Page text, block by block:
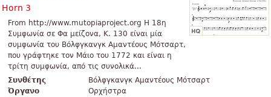
Horn 3
From http://www.mutopiaproject.org Η 18η
Συμφωνία σε Φα μείζονα, K. 130 είναι μία
συμφωνία του Βόλφγκανγκ Αμαντέους Μότσαρτ,
που γράφτηκε τον Μάιο του 1772 και είναι η
τρίτη συμφωνία, από τις συνολικά...
Συνθέτης
Βόλφγκανγκ Αμαντέους Μότσαρτ
Όργανο
Ορχήστρα